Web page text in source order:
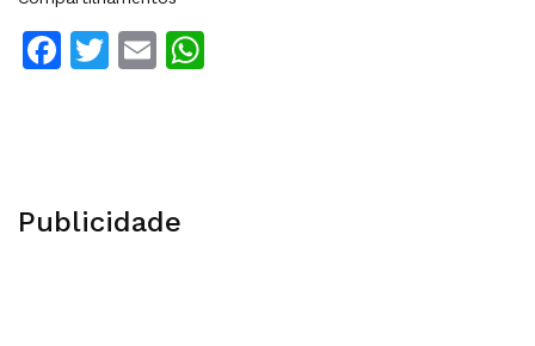
Facebook
Twitter
Email
Publicidade